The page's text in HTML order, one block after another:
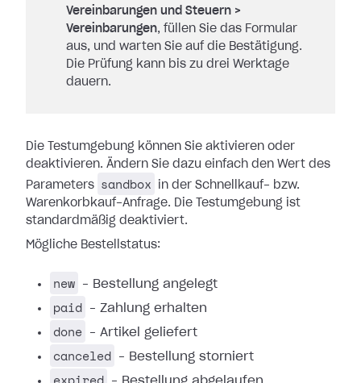
Vereinbarungen und Steuern >
Vereinbarungen, füllen Sie das Formular
aus, und warten Sie auf die Bestätigung.
Die Prüfung kann bis zu drei Werktage
dauern.
Die Testumgebung können Sie aktivieren oder
deaktivieren. Ändern Sie dazu einfach den Wert des
Parameters
sandbox
in der Schnellkauf- bzw.
Warenkorbkauf-Anfrage. Die Testumgebung ist
standardmäßig deaktiviert.
Mögliche Bestellstatus:
new – Bestellung angelegt
paid – Zahlung erhalten
done – Artikel geliefert
canceled – Bestellung storniert